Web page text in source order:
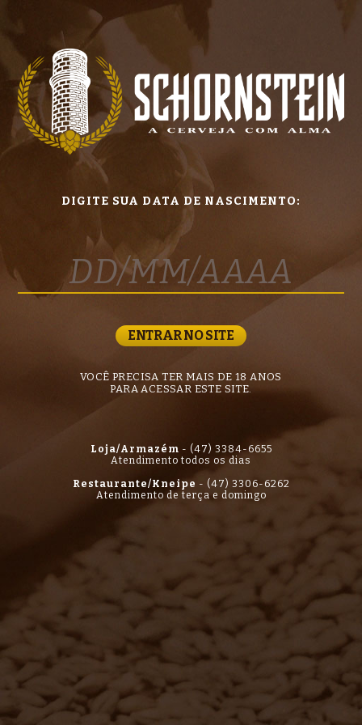
DIGITE SUA DATA DE NASCIMENTO:
ENTRAR NO SITE
VOCÊ PRECISA TER MAIS DE 18 ANOS
PARA ACESSAR ESTE SITE.
Loja/Armazém - (47) 3384-6655
Atendimento todos os dias
Restaurante/Kneipe - (47) 3306-6262
Atendimento de terça e domingo